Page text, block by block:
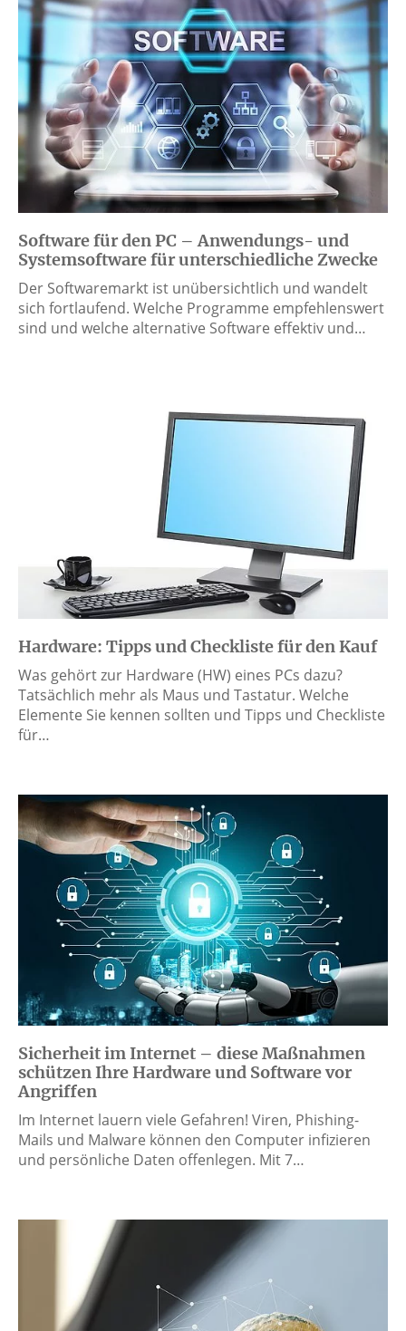
Software für den PC – Anwendungs- und
Systemsoftware für unterschiedliche Zwecke
Der Softwaremarkt ist unübersichtlich und wandelt
sich fortlaufend. Welche Programme empfehlenswert
sind und welche alternative Software effektiv und…
Hardware: Tipps und Checkliste für den Kauf
Was gehört zur Hardware (HW) eines PCs dazu?
Tatsächlich mehr als Maus und Tastatur. Welche
Elemente Sie kennen sollten und Tipps und Checkliste
für…
Sicherheit im Internet – diese Maßnahmen
schützen Ihre Hardware und Software vor
Angriffen
Im Internet lauern viele Gefahren! Viren, Phishing-
Mails und Malware können den Computer infizieren
und persönliche Daten offenlegen. Mit 7…